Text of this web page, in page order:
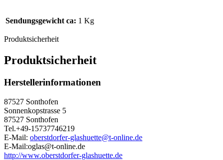
Sendungsgewicht ca: 1 Kg
Produktsicherheit
Produktsicherheit
Herstellerinformationen
87527 Sonthofen
Sonnenkopstrasse 5
87527 Sonthofen
Tel.+49-15737746219
E-Mail: oberstdorfer-glashuette@t-online.de
E-Mail:oglas@t-online.de
http://www.oberstdorfer-glashuette.de